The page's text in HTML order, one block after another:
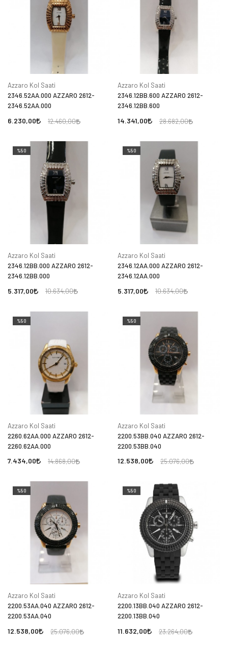
Azzaro Kol Saati
2346.52AA.000 AZZARO 2612-
2346.52AA.000
6.230,00 12.460,00
Azzaro Kol Saati
2346.12BB.600 AZZARO 2612-
2346.12BB.600
14.341,00 28.682,00
%50
Azzaro Kol Saati
2346.12BB.000 AZZARO 2612-
2346.12BB.000
5.317,00 10.634,00
%50
Azzaro Kol Saati
2346.12AA.000 AZZARO 2612-
2346.12AA.000
5.317,00 10.634,00
%50
Azzaro Kol Saati
2260.62AA.000 AZZARO 2612-
2260.62AA.000
7.434,00 14.868,00
%50
Azzaro Kol Saati
2200.53BB.040 AZZARO 2612-
2200.53BB.040
12.538,00 25.076,00
%50
Azzaro Kol Saati
2200.53AA.040 AZZARO 2612-
2200.53AA.040
12.538,00 25.076,00
%50
Azzaro Kol Saati
2200.13BB.040 AZZARO 2612-
2200.13BB.040
11.632,00 23.264,00